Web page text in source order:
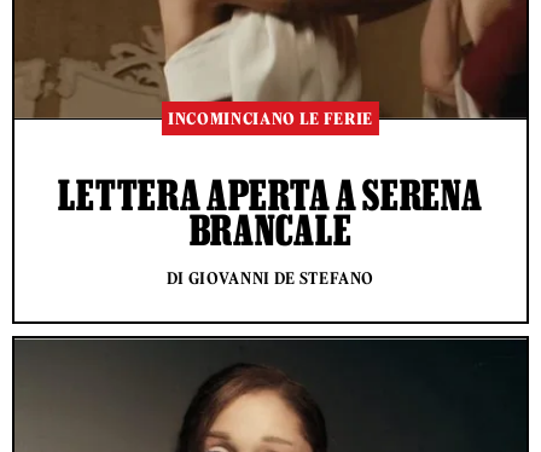
INCOMINCIANO LE FERIE
LETTERA APERTA A SERENA
BRANCALE
DI GIOVANNI DE STEFANO